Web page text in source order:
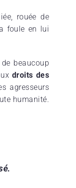
rouée de
foule en lui
beaucoup
droits des
agresseurs
humanité.